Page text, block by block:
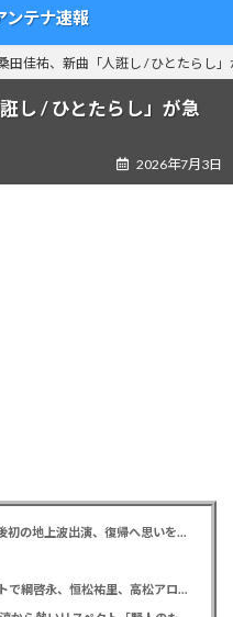
ンテナ速報
桑田佳祐、新曲「人誑し / ひとたらし
し / ひとたらし」が急
2026年7月3日
広末涼子 「THE TIME,」芸能活動再開後初の地上波出演、復帰へ思いを告白「自分の弱い部分だったり…」
吉川愛 「名探偵のままでいて」イベントで綱啓永、恒松祐里、高松アロハと息ピッタリの仲良しトーク